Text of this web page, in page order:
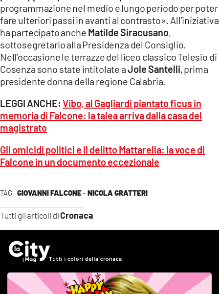
TAG GIOVANNI FALCONE · NICOLA GRATTERI
Tutti gli articoli diCronaca
programmazione nel medio e lungo periodo per poter
fare ulteriori passi in avanti al contrasto». All’iniziativa
ha partecipato anche Matilde Siracusano,
sottosegretario alla Presidenza del Consiglio.
Nell’occasione le terrazze del liceo classico Telesio di
Cosenza sono state intitolate aJole Santelli, prima
presidente donna della regione Calabria.
LEGGI ANCHE: Vibo, al Gagliardi piantato ficus in
memoria di Falcone: la talea arriva dalla casa del
magistrato
Gli omicidi politici e il delitto Mattarella: la voce di
Falcone in un documento eccezionale